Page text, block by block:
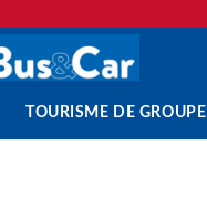
TOURISME DE GROUPE